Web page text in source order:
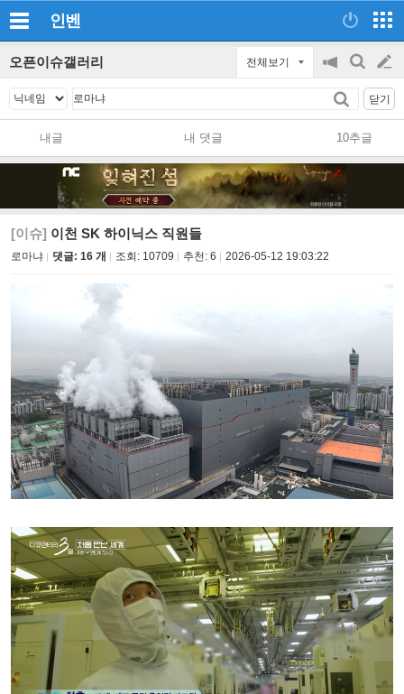
인벤
오픈이슈갤러리 전체보기
공
지
on/off
검
글
쓰
닫기
내글 내 댓글 10추글
[이슈] 이천 SK 하이닉스 직원들
로마냐 댓글: 16 개 조회: 10709 추천: 6 2026-05-12 19:03:22